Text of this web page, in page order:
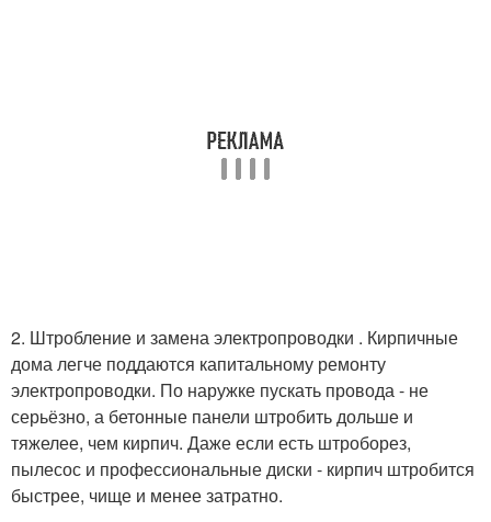
2. Штробление и замена электропроводки . Кирпичные
дома легче поддаются капитальному ремонту
электропроводки. По наружке пускать провода - не
серьёзно, а бетонные панели штробить дольше и
тяжелее, чем кирпич. Даже если есть штроборез,
пылесос и профессиональные диски - кирпич штробится
быстрее, чище и менее затратно.